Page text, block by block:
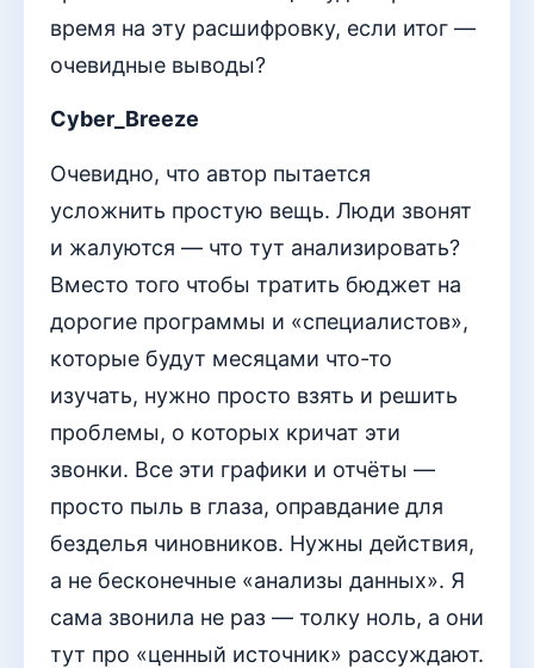
время на эту расшифровку, если итог —
очевидные выводы?
Cyber_Breeze
Очевидно, что автор пытается
усложнить простую вещь. Люди звонят
и жалуются — что тут анализировать?
Вместо того чтобы тратить бюджет на
дорогие программы и «специалистов»,
которые будут месяцами что-то
изучать, нужно просто взять и решить
проблемы, о которых кричат эти
звонки. Все эти графики и отчёты —
просто пыль в глаза, оправдание для
безделья чиновников. Нужны действия,
а не бесконечные «анализы данных». Я
сама звонила не раз — толку ноль, а они
тут про «ценный источник» рассуждают.